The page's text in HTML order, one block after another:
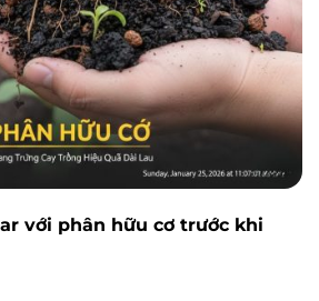
với phân hữu cơ trước khi